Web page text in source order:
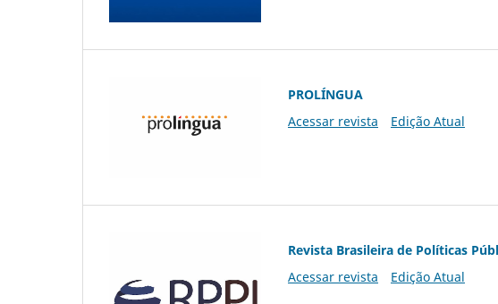
PROLÍNGUA
Acessar revista
Edição Atual
Revista Brasileira de Políticas
Acessar revista
Edição Atual